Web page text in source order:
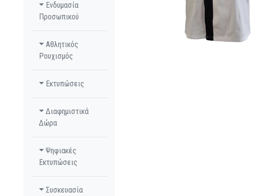
Ενδυμασία
Προσωπικού
Αθλητικός
Ρουχισμός
Εκτυπώσεις
Διαφημιστικά
Δώρα
Ψηφιακές
Εκτυπώσεις
Συσκευασία